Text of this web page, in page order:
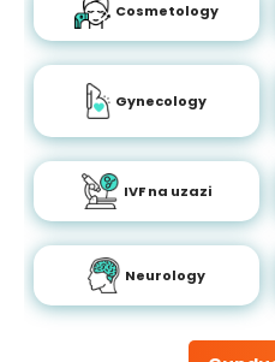
Cosmetology
Gynecology
IVF na uzazi
Neurology